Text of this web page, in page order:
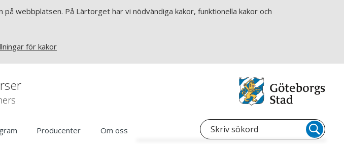
webbplatsen. På Lärtorget har vi nödvändiga kakor, funktionella kakor och
för kakor
Producenter Om oss